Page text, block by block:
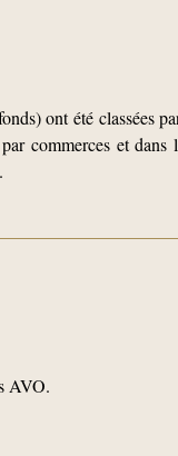
ont été classées
commerces et
AVO.